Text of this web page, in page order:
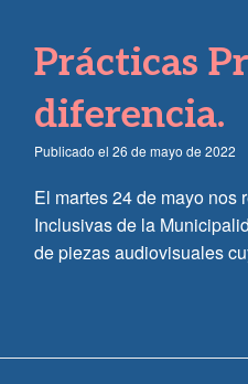
Prácticas
diferencia.
Publicado el26 de mayo de 2022
El martes 24 de mayo
Inclusivas de la
de piezas audiovisuales